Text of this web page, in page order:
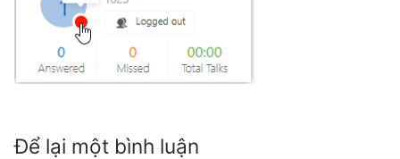
Tổng đài VoIP Yeastar S50
Tổng đài VoIP Yeastar S100
HOSTED PHONE SYSTEM
Để lại một bình luận